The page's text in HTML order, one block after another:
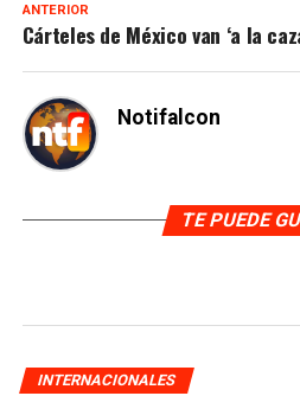
ANTERIOR
Cárteles de México van ‘a la
Notifalcon
TE PUEDE
INTERNACIONALES